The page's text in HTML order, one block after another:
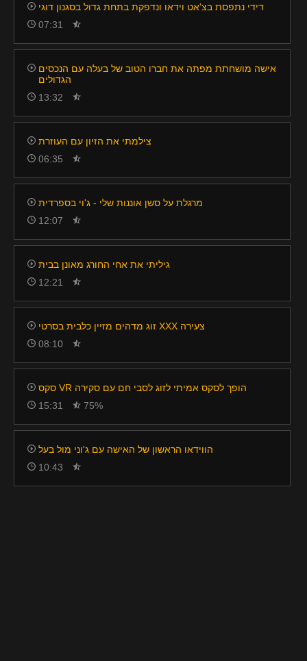
דידי נתפסת בצ'אט וידאו ונדפקת בתחת גדול בסגנון דוגי
07:31
אישה מושחתת מפתה את חברו הטוב של בעלה עם הנכסים
הגדולים
13:32
צילמתי את הזיון עם העוזרת
06:35
מרגלת על סשן אוננות שלי - ג'וי בספרדית
12:07
גיליתי את אחי החורג מאונן בבית
12:21
זוג מדהים מזיין כלבית בסרטי XXX צעירה
08:10
סקס VR הופך לסקס אמיתי לזוג לסבי חם עם סקירה
15:31
75%
הווידאו הראשון של האישה עם ג'וני מול בעל
10:43